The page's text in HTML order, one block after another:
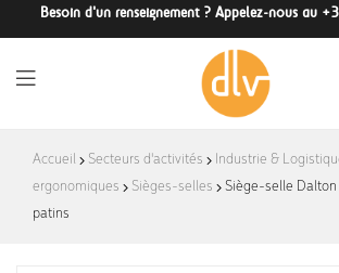
Besoin d'un renseignement ? Appelez-nous au
DLV-
France
Accueil Secteurs d'activités Industrie &
ergonomiques
Sièges-selles
Siège-selle
patins